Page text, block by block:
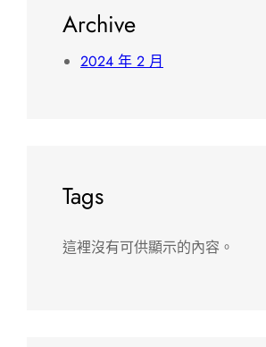
Archive
2024 年 2 月
Tags
這裡沒有可供顯示的內容。